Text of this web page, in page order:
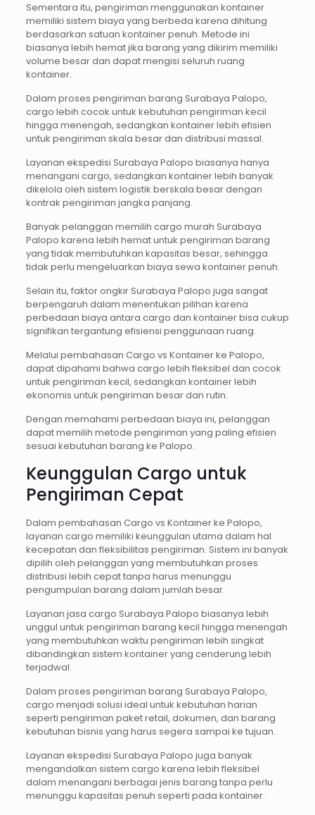
Sementara itu, pengiriman menggunakan kontainer
memiliki sistem biaya yang berbeda karena dihitung
berdasarkan satuan kontainer penuh. Metode ini
biasanya lebih hemat jika barang yang dikirim memiliki
volume besar dan dapat mengisi seluruh ruang
kontainer.
Dalam proses pengiriman barang Surabaya Palopo,
cargo lebih cocok untuk kebutuhan pengiriman kecil
hingga menengah, sedangkan kontainer lebih efisien
untuk pengiriman skala besar dan distribusi massal.
Layanan ekspedisi Surabaya Palopo biasanya hanya
menangani cargo, sedangkan kontainer lebih banyak
dikelola oleh sistem logistik berskala besar dengan
kontrak pengiriman jangka panjang.
Banyak pelanggan memilih cargo murah Surabaya
Palopo karena lebih hemat untuk pengiriman barang
yang tidak membutuhkan kapasitas besar, sehingga
tidak perlu mengeluarkan biaya sewa kontainer penuh.
Selain itu, faktor ongkir Surabaya Palopo juga sangat
berpengaruh dalam menentukan pilihan karena
perbedaan biaya antara cargo dan kontainer bisa cukup
signifikan tergantung efisiensi penggunaan ruang.
Melalui pembahasan Cargo vs Kontainer ke Palopo,
dapat dipahami bahwa cargo lebih fleksibel dan cocok
untuk pengiriman kecil, sedangkan kontainer lebih
ekonomis untuk pengiriman besar dan rutin.
Dengan memahami perbedaan biaya ini, pelanggan
dapat memilih metode pengiriman yang paling efisien
sesuai kebutuhan barang ke Palopo.
Keunggulan Cargo untuk
Pengiriman Cepat
Dalam pembahasan Cargo vs Kontainer ke Palopo,
layanan cargo memiliki keunggulan utama dalam hal
kecepatan dan fleksibilitas pengiriman. Sistem ini banyak
dipilih oleh pelanggan yang membutuhkan proses
distribusi lebih cepat tanpa harus menunggu
pengumpulan barang dalam jumlah besar.
Layanan jasa cargo Surabaya Palopo biasanya lebih
unggul untuk pengiriman barang kecil hingga menengah
yang membutuhkan waktu pengiriman lebih singkat
dibandingkan sistem kontainer yang cenderung lebih
terjadwal.
Dalam proses pengiriman barang Surabaya Palopo,
cargo menjadi solusi ideal untuk kebutuhan harian
seperti pengiriman paket retail, dokumen, dan barang
kebutuhan bisnis yang harus segera sampai ke tujuan.
Layanan ekspedisi Surabaya Palopo juga banyak
mengandalkan sistem cargo karena lebih fleksibel
dalam menangani berbagai jenis barang tanpa perlu
menunggu kapasitas penuh seperti pada kontainer.